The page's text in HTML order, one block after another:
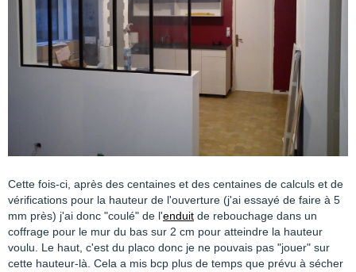
Cette fois-ci, après des centaines et des centaines de calculs et de
vérifications pour la hauteur de l'ouverture (j'ai essayé de faire à 5
mm près) j'ai donc "coulé" de l'enduit de rebouchage dans un
coffrage pour le mur du bas sur 2 cm pour atteindre la hauteur
voulu. Le haut, c'est du placo donc je ne pouvais pas "jouer" sur
cette hauteur-là. Cela a mis bcp plus de temps que prévu à sécher